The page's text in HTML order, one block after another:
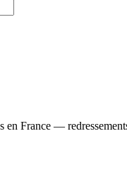
en France —